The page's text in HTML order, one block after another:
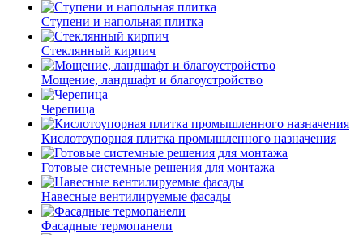
Ступени и напольная плитка
Cтеклянный кирпич
Мощение, ландшафт и благоустройство
Черепица
Кислотоупорная плитка промышленного назначения
Готовые системные решения для монтажа
Навесные вентилируемые фасады
Фасадные термопанели